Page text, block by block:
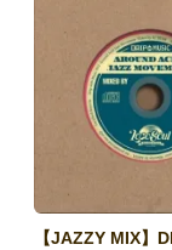
【JAZZY MIX】